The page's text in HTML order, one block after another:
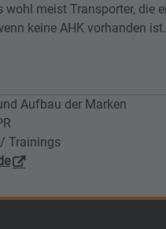
wohl meist Transporter, die
keine AHK vorhanden ist.
Aufbau der Marken
Trainings